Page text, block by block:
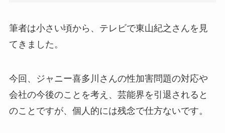
筆者は小さい頃から、テレビで東山紀之さんを見
てきました。
今回、ジャニー喜多川さんの性加害問題の対応や
会社の今後のことを考え、芸能界を引退されると
のことですが、個人的には残念で仕方ないです。